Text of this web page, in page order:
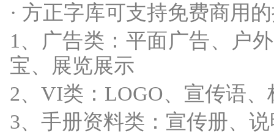
· 方正字库可支持免费商用
1、广告类：平面广告、户
宝、展览展示
2、VI类：LOGO、宣传语、
3、手册资料类：宣传册、